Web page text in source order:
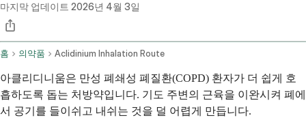
마지막 업데이트 2026년 4월 3일
홈 의약품 Aclidinium Inhalation Route
아클리디니움은 만성 폐쇄성 폐질환(COPD) 환자가 더 쉽게 호
흡하도록 돕는 처방약입니다. 기도 주변의 근육을 이완시켜 폐에
서 공기를 들이쉬고 내쉬는 것을 덜 어렵게 만듭니다.